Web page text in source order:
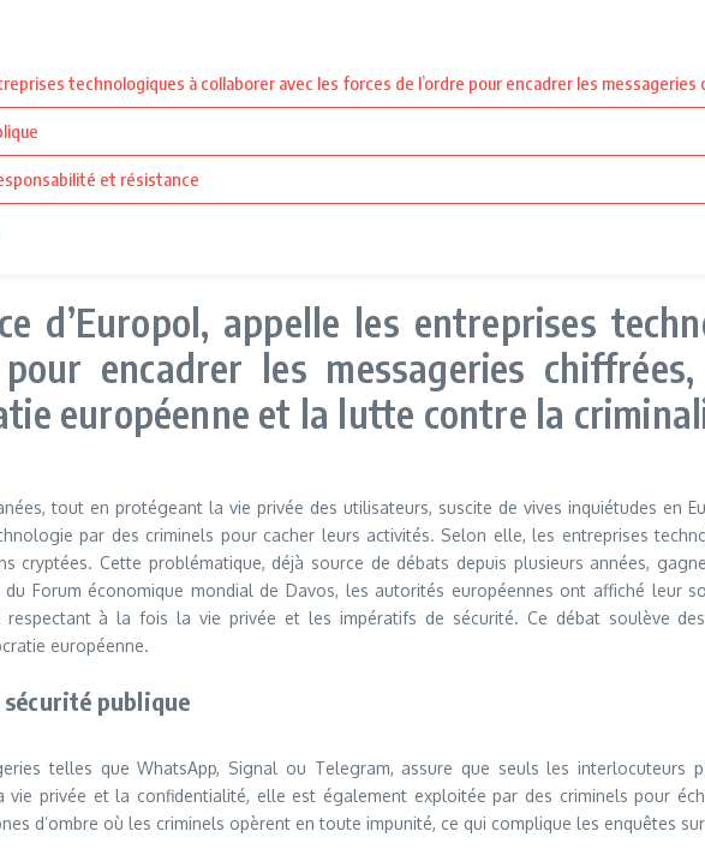
technologiques à collaborer avec les forces de l’ordre pour encadrer les
et résistance
d’Europol, appelle les entreprises
encadrer les messageries
européenne et la lutte contre la
tout en protégeant la vie privée des utilisateurs, suscite de vives inquiétudes en
par des criminels pour cacher leurs activités. Selon elle, les entreprises
cryptées. Cette problématique, déjà source de débats depuis plusieurs années,
Forum économique mondial de Davos, les autorités européennes ont affiché leur
à la fois la vie privée et les impératifs de sécurité. Ce débat soulève
européenne.
publique
telles que WhatsApp, Signal ou Telegram, assure que seuls les interlocuteurs
privée et la confidentialité, elle est également exploitée par des criminels pour
d’ombre où les criminels opèrent en toute impunité, ce qui complique les enquêtes